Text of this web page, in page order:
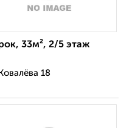
33м², 2/5 этаж
18